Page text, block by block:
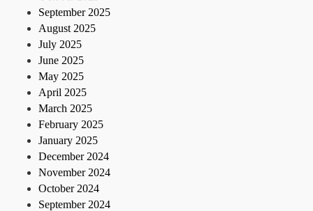
September 2025
August 2025
July 2025
June 2025
May 2025
April 2025
March 2025
February 2025
January 2025
December 2024
November 2024
October 2024
September 2024